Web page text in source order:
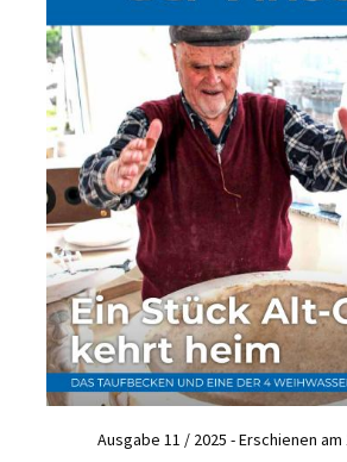
Ausgabe 11 / 2025 - Erschienen am